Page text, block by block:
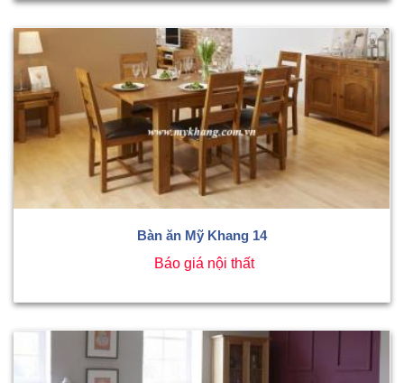
Bàn ăn Mỹ Khang 14
Báo giá nội thất